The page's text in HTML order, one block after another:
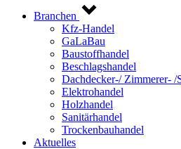
Branchen
Kfz-Handel
GaLaBau
Baustoffhandel
Beschlagshandel
Dachdecker-/ Zimmerer- /
Elektrohandel
Holzhandel
Sanitärhandel
Trockenbauhandel
Aktuelles